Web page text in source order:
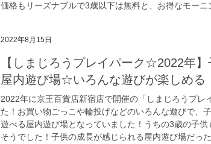
価格もリーズナブルで3歳以下は無料と、お得なモー
2022年8月15日
【しまじろうプレイパーク☆2022年
屋内遊び場☆いろんな遊びが楽しめる
2022年に京王百貨店新宿店で開催の「しまじろうプレ
た！お買い物ごっこや輪投げなどのいろんな遊びで、
遊べる屋内遊び場となっていました！うちの3歳の子
そうでした！子供の成長が感じられる屋内遊び場だっ